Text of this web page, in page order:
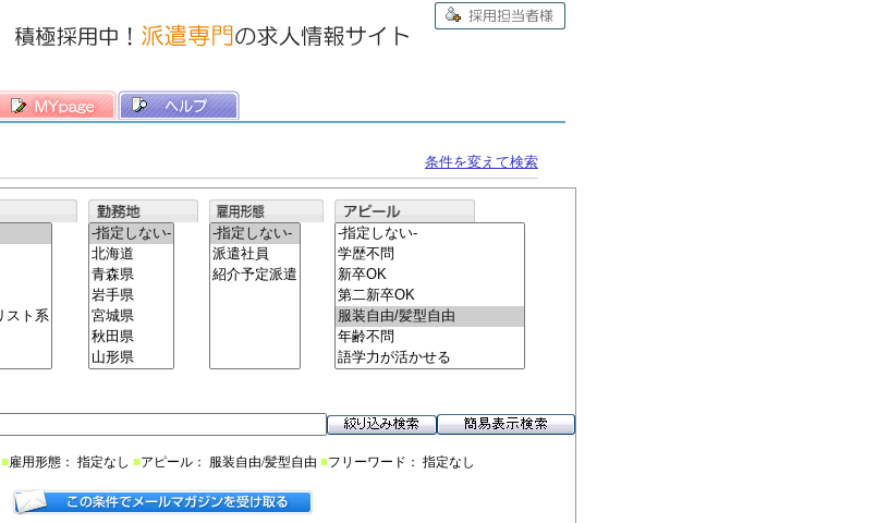
常時3500件以上の求人情報を掲載中
条件を変えて検索
■雇用形態： 指定なし ■アピール： 服装自由/髪型自由 ■フリーワード： 指定なし